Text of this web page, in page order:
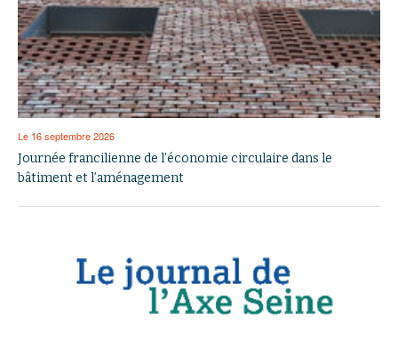
Le 16 septembre 2026
Journée francilienne de l’économie circulaire dans le
bâtiment et l’aménagement